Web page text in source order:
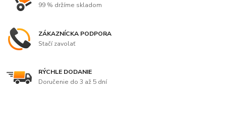
99 % držíme skladom
ZÁKAZNÍCKA PODPORA
Stačí zavolať
RÝCHLE DODANIE
Doručenie do 3 až 5 dní